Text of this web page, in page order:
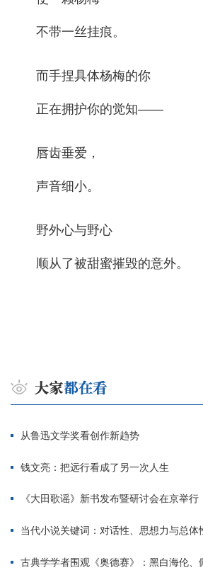
不带一丝挂痕。
而手捏具体杨梅的你
正在拥护你的觉知——
唇齿垂爱，
声音细小。
野外心与野心
顺从了被甜蜜摧毁的意外。
从鲁迅文学奖看创作新趋势
钱文亮：把远行看成了另一次人生
《大田歌谣》新书发布暨研讨会在京举行
当代小说关键词：对话性、思想力与总体
古典学学者围观《奥德赛》：黑白海伦、佩涅